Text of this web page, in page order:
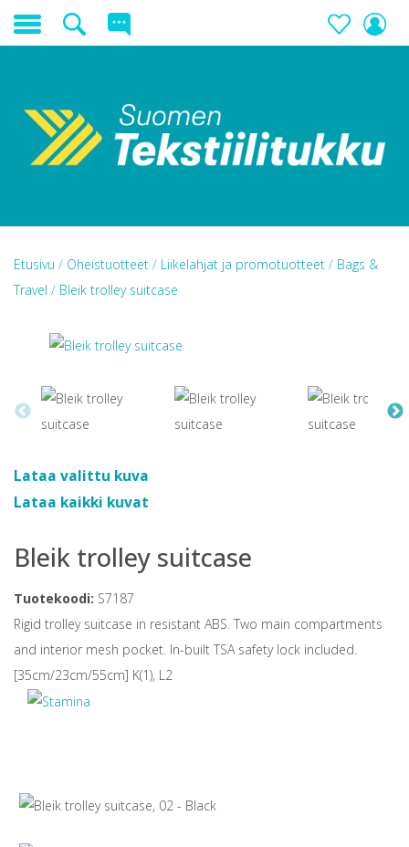
Etusivu / Oheistuotteet / Liikelahjat ja promotuotteet / Bags &
Travel / Bleik trolley suitcase
Lataa valittu kuva
Lataa kaikki kuvat
Bleik trolley suitcase
Tuotekoodi: S7187
Rigid trolley suitcase in resistant ABS. Two main compartments
and interior mesh pocket. In-built TSA safety lock included.
[35cm/23cm/55cm] K(1), L2